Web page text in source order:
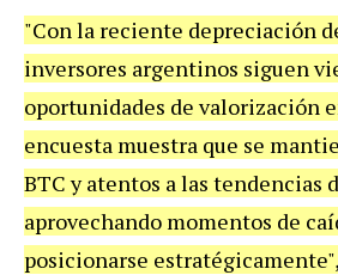
"Con la reciente depreciación
inversores argentinos siguen
oportunidades de valorización
encuesta muestra que se
BTC y atentos a las tendencias
aprovechando momentos de
posicionarse